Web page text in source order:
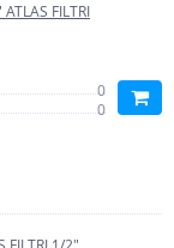
FILTRI
0
0